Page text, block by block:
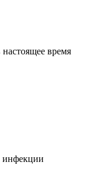
время
инфекции